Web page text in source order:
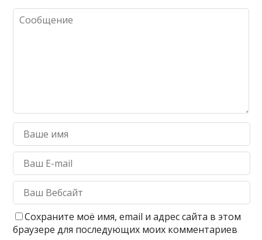
Сохраните моё имя, email и адрес сайта в этом
браузере для последующих моих комментариев